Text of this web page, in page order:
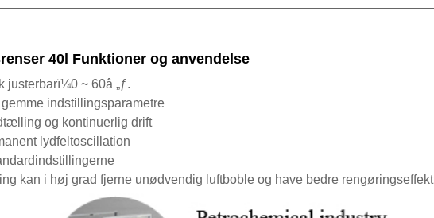
40l Funktioner og anvendelse
justerbarï¼0 ~ 60â „ƒ.
indstillingsparametre
og kontinuerlig drift
lydfeltoscillation
kan i høj grad fjerne unødvendig luftboble og have bedre rengøringseffekt